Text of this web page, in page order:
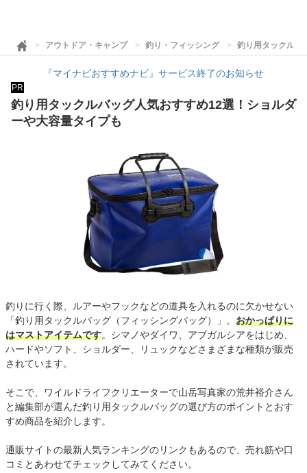
アウトドア・キャンプ 釣り・フィッシング 釣り用タックルバ
『マイナビおすすめナビ』サービス終了のお知らせ
PR
釣り用タックルバッグ人気おすすめ12選！ショルダ
ーや大容量タイプも
釣りに行く際、ルアーやフックなどの道具を入れるのに欠かせない
「釣り用タックルバッグ（フィッシングバッグ）」。 おかっぱりに
はマストアイテムです。シマノやダイワ、アブガルシアをはじめ、
ハードやソフト、ショルダー、リュックなどさまざまな種類が販売
されています。
そこで、ワイルドライフクリエーターで山岳写真家の荒井裕介さん
と編集部が選んだ釣り用タックルバッグの選び方のポイントとおす
すめ商品を紹介します。
通販サイトの最新人気ランキングのリンクもあるので、売れ筋や口
コミとあわせてチェックしてみてください。